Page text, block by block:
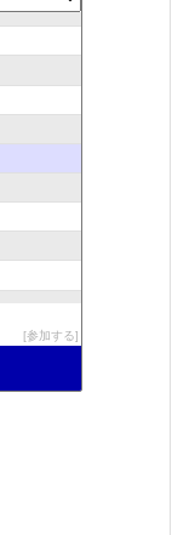
参加する